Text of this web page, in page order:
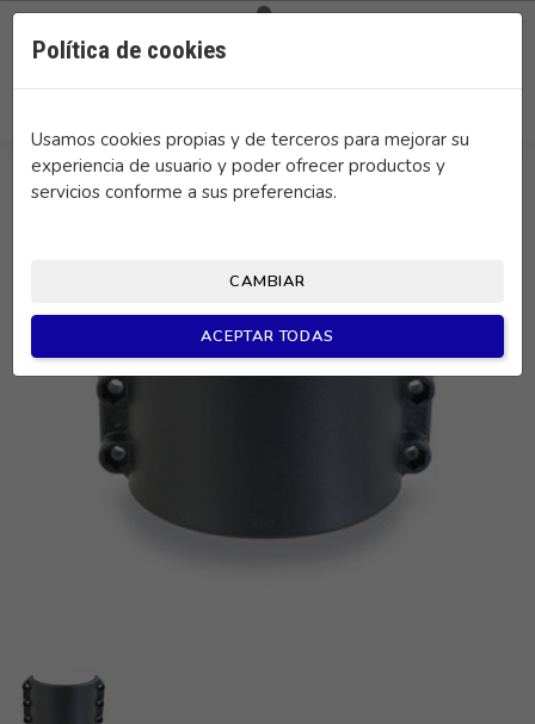
Política de cookies
Usamos cookies propias y de terceros para mejorar su
experiencia de usuario y poder ofrecer productos y
servicios conforme a sus preferencias.
CAMBIAR
ACEPTAR TODAS